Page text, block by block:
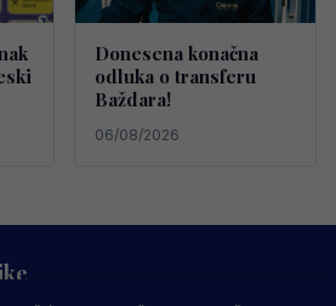
Donesena konačna
odluka o transferu
Baždara!
06/08/2026